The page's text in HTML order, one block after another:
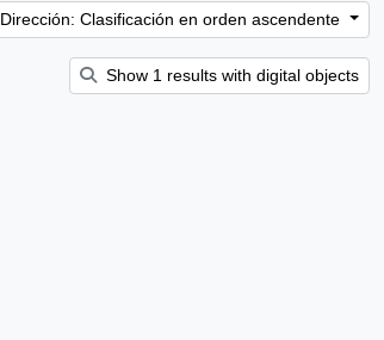
Dirección: Clasificación en orden ascendente
Show 1 results with digital objects